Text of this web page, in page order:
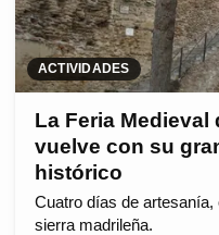
ACTIVIDADES
La Feria
vuelve con su
histórico
Cuatro días de
sierra madrileña.